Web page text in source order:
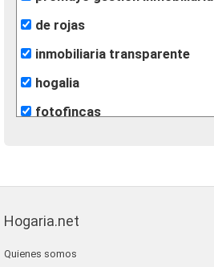
de rojas
inmobiliaria transparente
hogalia
fotofincas
grupo extra
gilmar
Hogaria.net
Quienes somos